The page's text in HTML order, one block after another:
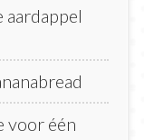
voor één